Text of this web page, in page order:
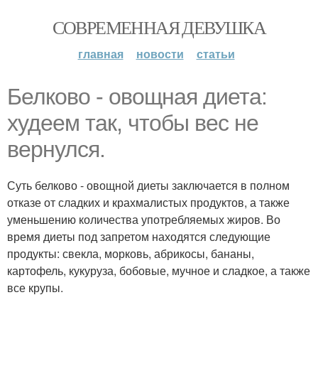
СОВРЕМЕННАЯ ДЕВУШКА
главная новости статьи
Белково - овощная диета:
худеем так, чтобы вес не
вернулся.
Суть белково - овощной диеты заключается в полном
отказе от сладких и крахмалистых продуктов, а также
уменьшению количества употребляемых жиров. Во
время диеты под запретом находятся следующие
продукты: свекла, морковь, абрикосы, бананы,
картофель, кукуруза, бобовые, мучное и сладкое, а также
все крупы.